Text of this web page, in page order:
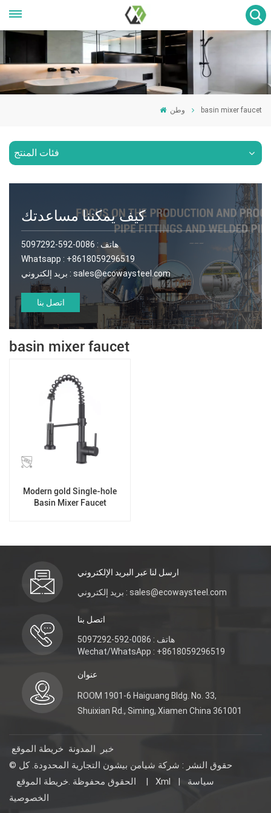
وطن basin mixer faucet
فئات المنتج
كيف يمكننا مساعدتك
هاتف : 0086-592-5097292
Whatsapp : +8618059296519
بريد إلكتروني : sales@ecowaysteel.com
اتصل بنا
basin mixer faucet
Modern gold Single-hole
Basin Mixer Faucet
ارسل لنا عبر البريد الإلكتروني
بريد إلكتروني : sales@ecowaysteel.com
اتصل بنا
هاتف : 0086-592-5097292
Wechat/WhatsApp : +8618059296519
عنوان
ROOM 1901-6 Haiguang Bldg. No. 33,
Shuixian Rd., Siming, Xiamen China 361001
خريطة الموقع المدونة
خبر
© حقوق النشر : شركة شيامن بيشون التجارية المحدودة. كل
الحقوق محفوظة .
| Xml |
سياسة
الخصوصية